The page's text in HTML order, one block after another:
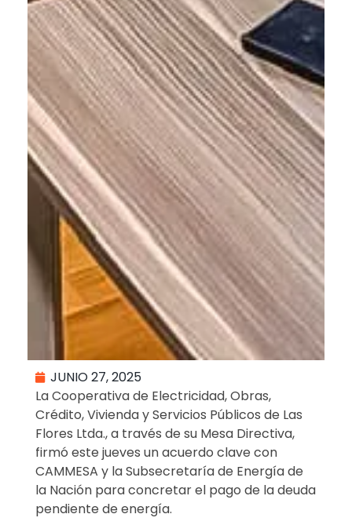
JUNIO 27, 2025
La Cooperativa de Electricidad, Obras,
Crédito, Vivienda y Servicios Públicos de Las
Flores Ltda., a través de su Mesa Directiva,
firmó este jueves un acuerdo clave con
CAMMESA y la Subsecretaría de Energía de
la Nación para concretar el pago de la deuda
pendiente de energía.